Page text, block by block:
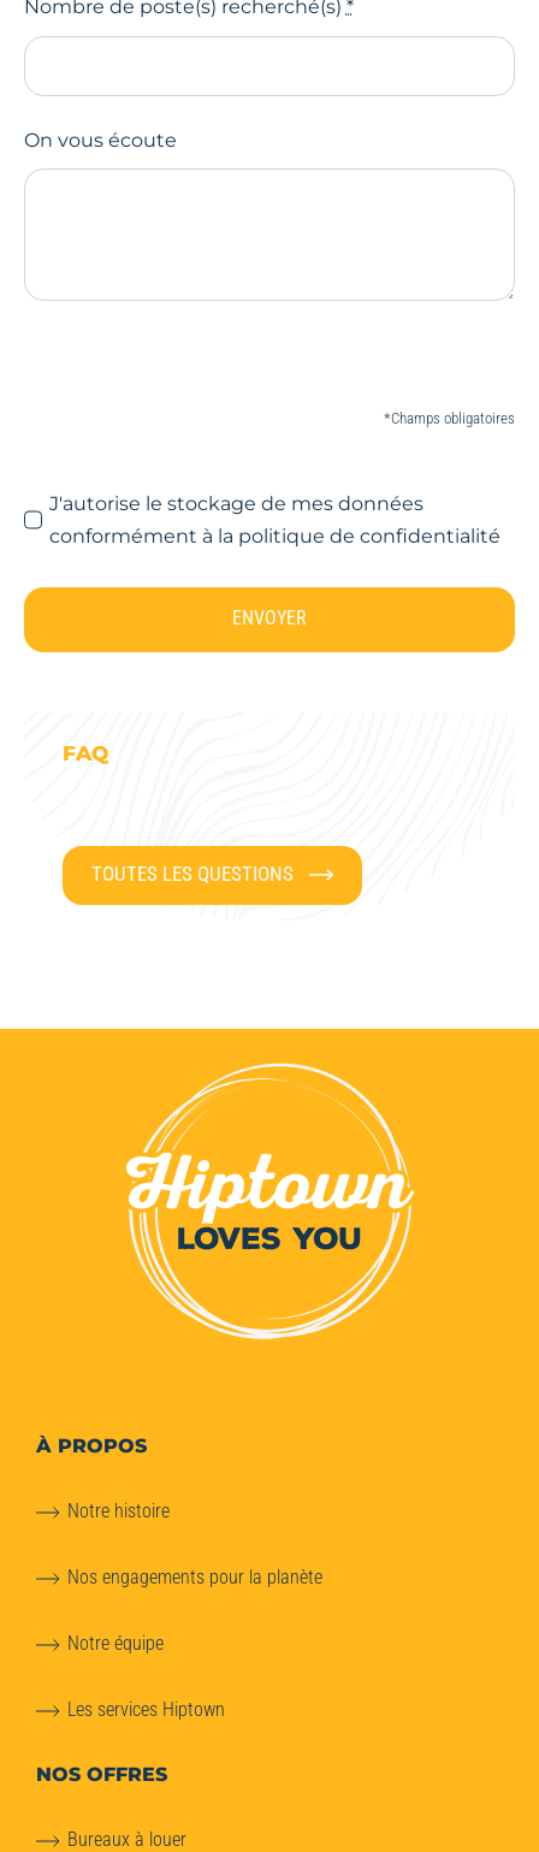
Nombre de poste(s) recherché(s) *
On vous écoute
*Champs obligatoires
J'autorise le stockage de mes données
conformément à la politique de confidentialité
ENVOYER
FAQ
TOUTES LES QUESTIONS
À PROPOS
Notre histoire
Nos engagements pour la planète
Notre équipe
Les services Hiptown
NOS OFFRES
Bureaux à louer